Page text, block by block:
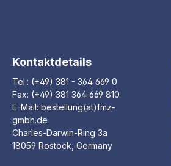
Kontaktdetails
Tel.: (+49) 381 - 364 669 0
Fax: (+49) 381 364 669 810
E-Mail: bestellung(at)fmz-
gmbh.de
Charles-Darwin-Ring 3a
18059 Rostock, Germany